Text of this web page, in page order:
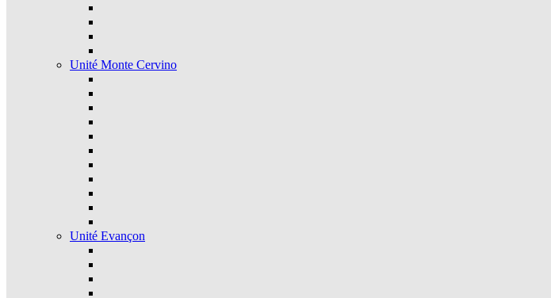
Unité Monte Cervino
Unité Evançon